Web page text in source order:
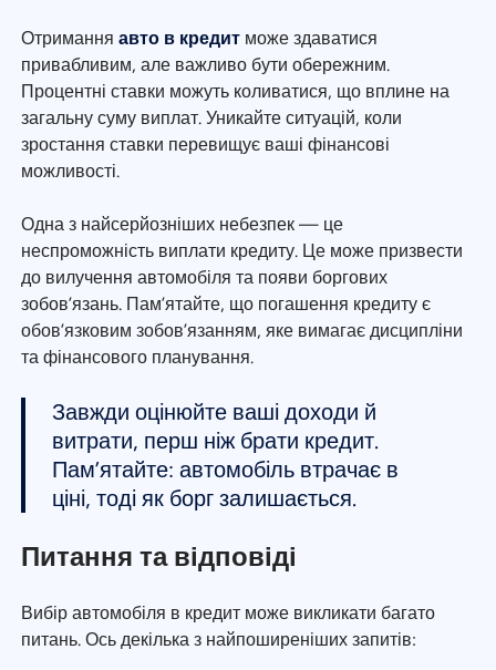
Отриманняавто в кредит може здаватися
привабливим, але важливо бути обережним.
Процентні ставки можуть коливатися, що вплине на
загальну суму виплат. Уникайте ситуацій, коли
зростання ставки перевищує ваші фінансові
можливості.
Одна з найсерйозніших небезпек — це
неспроможність виплати кредиту. Це може призвести
до вилучення автомобіля та появи боргових
зобов’язань. Пам’ятайте, що погашення кредиту є
обов’язковим зобов’язанням, яке вимагає дисципліни
та фінансового планування.
Завжди оцінюйте ваші доходи й
витрати, перш ніж брати кредит.
Пам’ятайте: автомобіль втрачає в
ціні, тоді як борг залишається.
Питання та відповіді
Вибір автомобіля в кредит може викликати багато
питань. Ось декілька з найпоширеніших запитів: